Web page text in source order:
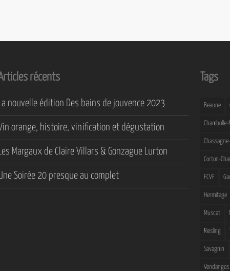
récents
nouvelle édition Des bains de jouvence 2023
orange, histoire, vinification et dégustation
Margaux de Claire Villars & Gonzague Lurton
Soirée 20 presque au complet
Tags
Beaune
Corton-
FCVF
Hermitage
Muscat
Riesling
Savagnin
Vendanges